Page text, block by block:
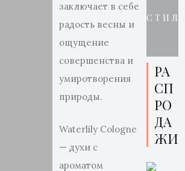
заключает в себе
радость весны и
ощущение
совершенства и
умиротворения
природы.
Waterlily Cologne
— духи с
ароматом
РА
СП
РО
ДА
ЖИ